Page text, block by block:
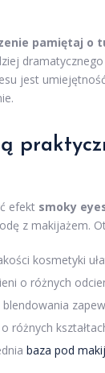
pamiętaj o
jest
efekt smoky
z makijażem.
kosmetyki
o różnych
różnych
baza pod